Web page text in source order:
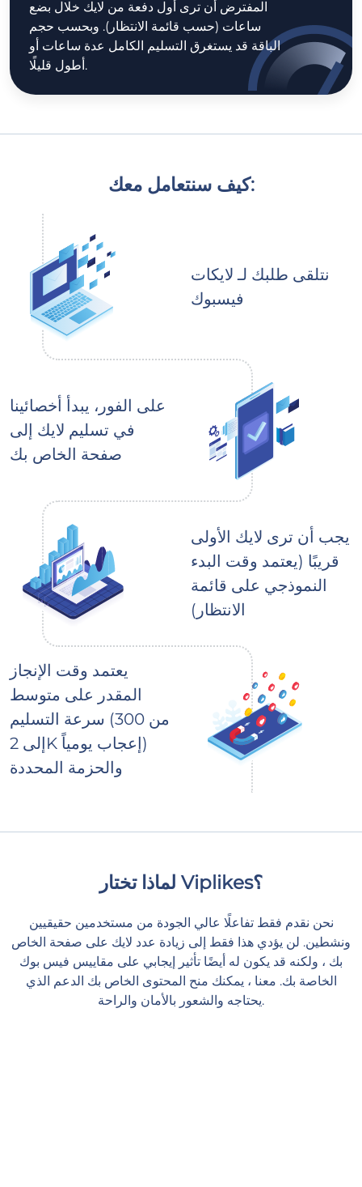
المفترض أن ترى أول دفعة من لايك خلال بضع
ساعات (حسب قائمة الانتظار). وبحسب حجم
الباقة قد يستغرق التسليم الكامل عدة ساعات أو
أطول قليلًا.
كيف سنتعامل معك:
نتلقى طلبك لـ لايكات
فيسبوك
على الفور، يبدأ أخصائينا
في تسليم لايك إلى
صفحة الخاص بك
يجب أن ترى لايك الأولى
قريبًا (يعتمد وقت البدء
النموذجي على قائمة
الانتظار)
يعتمد وقت الإنجاز
المقدر على متوسط
سرعة التسليم (من 300
إلى 2K إعجاب يومياً)
والحزمة المحددة
لماذا تختار Viplikes؟
نحن نقدم فقط تفاعلًا عالي الجودة من مستخدمين حقيقيين
ونشطين. لن يؤدي هذا فقط إلى زيادة عدد لايك على صفحة الخاص
بك ، ولكنه قد يكون له أيضًا تأثير إيجابي على مقاييس فيس بوك
الخاصة بك. معنا ، يمكنك منح المحتوى الخاص بك الدعم الذي
يحتاجه والشعور بالأمان والراحة.